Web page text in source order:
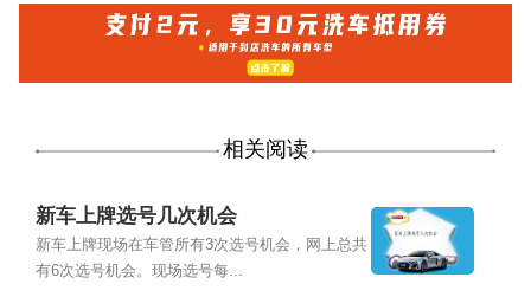
相关阅读
新车上牌选号几次机会
新车上牌现场在车管所有3次选号机会，网上总共
有6次选号机会。现场选号每...